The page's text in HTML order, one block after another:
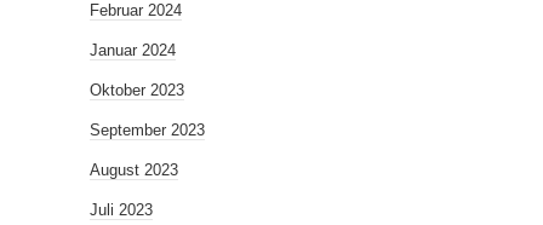
Februar 2024
Januar 2024
Oktober 2023
September 2023
August 2023
Juli 2023